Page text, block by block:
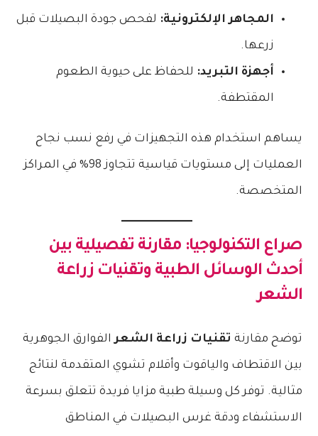
المجاهر الإلكترونية: لفحص جودة البصيلات قبل
زرعها.
أجهزة التبريد: للحفاظ على حيوية الطعوم
المقتطفة.
يساهم استخدام هذه التجهيزات في رفع نسب نجاح
العمليات إلى مستويات قياسية تتجاوز 98% في المراكز
المتخصصة.
صراع التكنولوجيا: مقارنة تفصيلية بين
أحدث الوسائل الطبية وتقنيات زراعة
الشعر
توضح مقارنة تقنيات زراعة الشعرالفوارق الجوهرية
بين الاقتطاف والياقوت وأقلام تشوي المتقدمة لنتائج
مثالية. توفر كل وسيلة طبية مزايا فريدة تتعلق بسرعة
الاستشفاء ودقة غرس البصيلات في المناطق